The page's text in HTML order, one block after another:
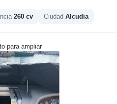
260 cv Ciudad Alcudia
para ampliar